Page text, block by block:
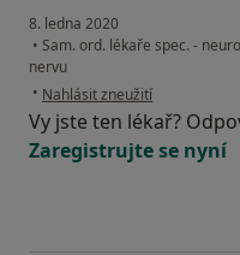
8. ledna 2020
• Sam. ord. lékaře spec. -
nervu
• podle názoru uživatele Váš
Nahlásit zneužití
Vy jste ten lékař?
Zaregistrujte se nyní